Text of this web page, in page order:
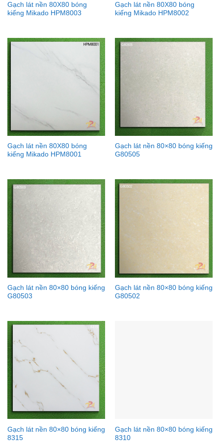
Gạch lát nền 80X80 bóng
kiếng Mikado HPM8003
Gạch lát nền 80X80 bóng
kiếng Mikado HPM8002
Gạch lát nền 80X80 bóng
kiếng Mikado HPM8001
Gạch lát nền 80×80 bóng kiếng
G80505
Gạch lát nền 80×80 bóng kiếng
G80503
Gạch lát nền 80×80 bóng kiếng
G80502
Gạch lát nền 80×80 bóng kiếng
8315
Gạch lát nền 80×80 bóng kiếng
8310